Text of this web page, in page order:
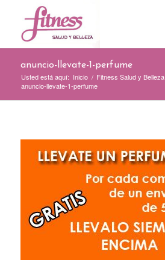
anuncio-llevate-1-perfume
Usted está aquí: Inicio / Fitness Salud y Belleza
anuncio-llevate-1-perfume